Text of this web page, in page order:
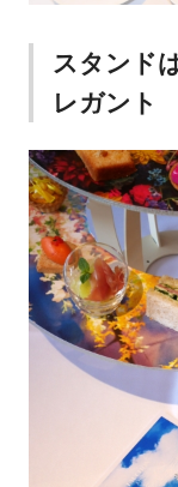
スタンド
レガント